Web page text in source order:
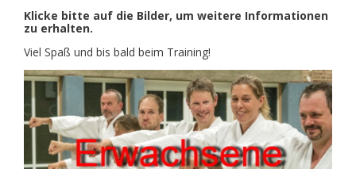
Klicke bitte auf die Bilder, um weitere Informationen
zu erhalten.
Viel Spaß und bis bald beim Training!